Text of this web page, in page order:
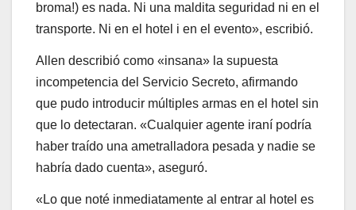
broma!) es nada. Ni una maldita seguridad ni en el
transporte. Ni en el hotel i en el evento», escribió.
Allen describió como «insana» la supuesta
incompetencia del Servicio Secreto, afirmando
que pudo introducir múltiples armas en el hotel sin
que lo detectaran. «Cualquier agente iraní podría
haber traído una ametralladora pesada y nadie se
habría dado cuenta», aseguró.
«Lo que noté inmediatamente al entrar al hotel es